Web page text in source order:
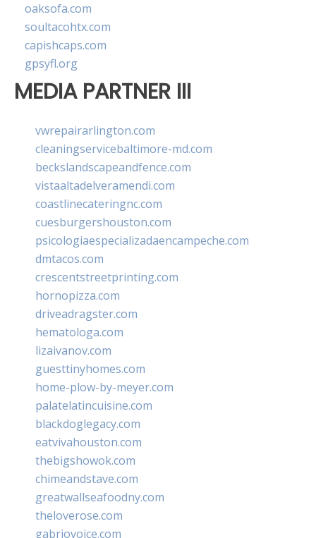
oaksofa.com
soultacohtx.com
capishcaps.com
gpsyfl.org
MEDIA PARTNER III
vwrepairarlington.com
cleaningservicebaltimore-md.com
beckslandscapeandfence.com
vistaaltadelveramendi.com
coastlinecateringnc.com
cuesburgershouston.com
psicologiaespecializadaencampeche.com
dmtacos.com
crescentstreetprinting.com
hornopizza.com
driveadragster.com
hematologa.com
lizaivanov.com
guesttinyhomes.com
home-plow-by-meyer.com
palatelatincuisine.com
blackdoglegacy.com
eatvivahouston.com
thebigshowok.com
chimeandstave.com
greatwallseafoodny.com
theloverose.com
gabriovoice.com